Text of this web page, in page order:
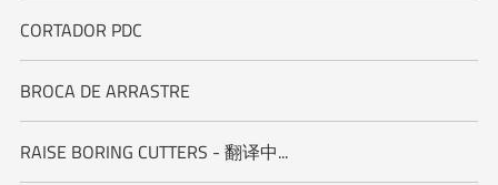
CORTADOR PDC
BROCA DE ARRASTRE
RAISE BORING CUTTERS - 翻译中...